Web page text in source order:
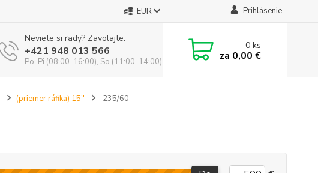
EUR Prihlásenie
Neviete si rady? Zavolajte.
+421 948 013 566
Po-Pi (08:00-16:00), So (11:00-14:00)
0ks
za 0,00 €
(priemer ráfika) 15'' 235/60